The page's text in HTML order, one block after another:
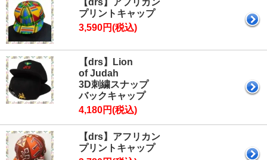
【drs】アフリカン
プリントキャップ
3,590円(税込)
【drs】Lion
of Judah
3D刺繍スナップ
バックキャップ
4,180円(税込)
【drs】アフリカン
プリントキャップ